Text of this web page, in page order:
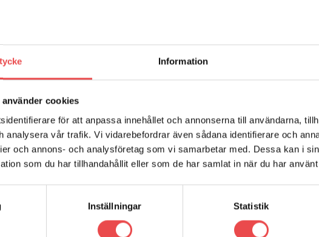
Information
cookies
för att anpassa innehållet och annonserna till användarna,
analysera vår trafik. Vi vidarebefordrar även sådana identifierare och
och annons- och analysföretag som vi samarbetar med. Dessa kan i
som du har tillhandahållit eller som de har samlat in när du har
Inställningar Statistik
Add to wishlist
EVORA (2010-)
Powerflexbussning